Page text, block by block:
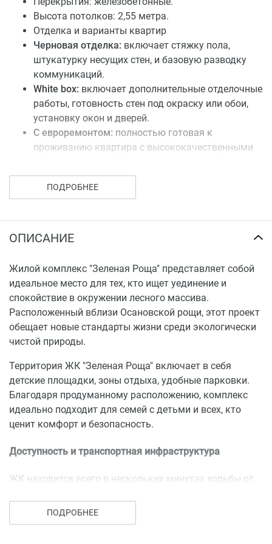
Высота потолков: 2,55 метра.
Отделка и варианты квартир
Черновая отделка: включает стяжку пола,
штукатурку несущих стен, и базовую разводку
коммуникаций.
White box: включает дополнительные отделочные
работы, готовность стен под окраску или обои,
установку окон и дверей.
С евроремонтом: полностью готовая к
проживанию квартира с высококачественными
напольными покрытиями.
ПОДРОБНЕЕ
ОПИСАНИЕ
Жилой комплекс "Зеленая Роща" представляет собой
идеальное место для тех, кто ищет уединение и
спокойствие в окружении лесного массива.
Расположенный вблизи Осановской рощи, этот проект
обещает новые стандарты жизни среди экологически
чистой природы.
Территория ЖК "Зеленая Роща" включает в себя
детские площадки, зоны отдыха, удобные парковки.
Благодаря продуманному расположению, комплекс
идеально подходит для семей с детьми и всех, кто
ценит комфорт и безопасность.
Доступность и транспортная инфраструктура
ЖК находится всего в нескольких минутах ходьбы от
прогулок и отдыха.
Дом расположен в активно развивающемся районе
ПОДРОБНЕЕ